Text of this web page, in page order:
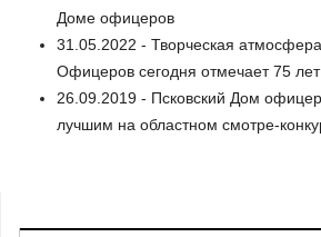
Доме офицеров
31.05.2022 - Творческая
Офицеров сегодня отмечает 75 лет
26.09.2019 - Псковский Дом
лучшим на областном смотре-